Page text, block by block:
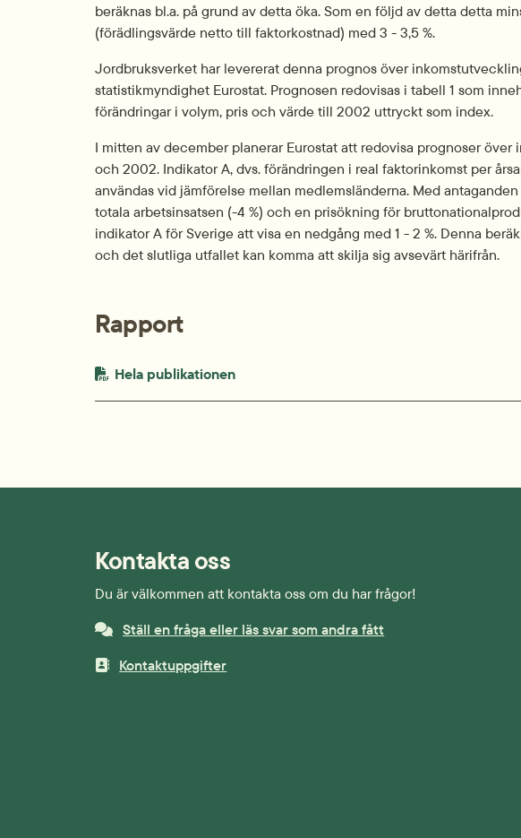
beräknas bl.a. på grund av detta öka. Som en följd av detta detta
(förädlingsvärde netto till faktorkostnad) med 3 - 3,5 %.
Jordbruksverket har levererat denna prognos över
statistikmyndighet Eurostat. Prognosen redovisas i tabell 1 som
förändringar i volym, pris och värde till 2002 uttryckt som index.
I mitten av december planerar Eurostat att redovisa prognoser
och 2002. Indikator A, dvs. förändringen i real faktorinkomst per
användas vid jämförelse mellan medlemsländerna. Med
totala arbetsinsatsen (-4 %) och en prisökning för
indikator A för Sverige att visa en nedgång med 1 - 2 %. Denna
och det slutliga utfallet kan komma att skilja sig avsevärt härifrån.
Rapport
PDF-fil.
Hela publikationenpdf, 95 kB.
Kontakta oss
Du är välkommen att kontakta oss om du har frågor!
Ställ en fråga eller läs svar som andra fått
Kontaktuppgifter